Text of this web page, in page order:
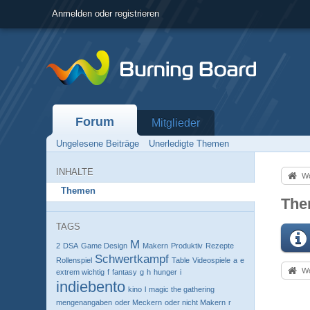
Anmelden oder registrieren
Forum Mitglieder
Ungelesene Beiträge Unerledigte Themen
INHALTE
Themen
TAGS
2 DSA Game Design M Makern Produktiv Rezepte
Rollenspiel Schwertkampf Table Videospiele a e
extrem wichtig f fantasy g h hunger i
indiebento kino l magic the gathering
mengenangaben oder Meckern oder nicht Makern r